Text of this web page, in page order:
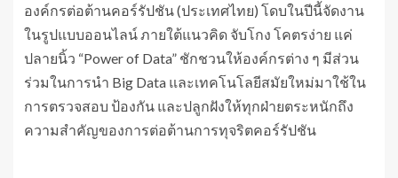
องค์กรต่อต้านคอร์รัปชัน (ประเทศไทย) โดบในปีนี้จัดงาน
ในรูปแบบออนไลน์ ภายใต้แนวคิด จับโกง โคตรง่าย แค่
ปลายนิ้ว “Power of Data” ชักชวนให้องค์กรต่าง ๆ มีส่วน
ร่วมในการนำ Big Data และเทคโนโลยีสมัยใหม่มาใช้ใน
การตรวจสอบ ป้องกัน และปลูกฝังให้ทุกฝ่ายตระหนักถึง
ความสำคัญของการต่อต้านการทุจริตคอร์รัปชัน